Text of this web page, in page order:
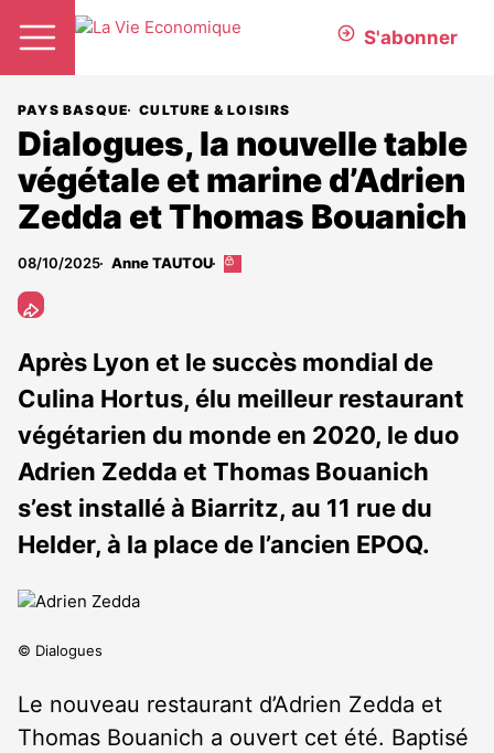
S'abonner
PAYS BASQUE CULTURE & LOISIRS
Dialogues, la nouvelle table
végétale et marine d’Adrien
Zedda et Thomas Bouanich
08/10/2025 Anne TAUTOU
Cet
abonnés
Après Lyon et le succès mondial de
Culina Hortus, élu meilleur restaurant
végétarien du monde en 2020, le duo
Adrien Zedda et Thomas Bouanich
s’est installé à Biarritz, au 11 rue du
Helder, à la place de l’ancien EPOQ.
© Dialogues
Le nouveau restaurant d’Adrien Zedda et
Thomas Bouanich a ouvert cet été. Baptisé